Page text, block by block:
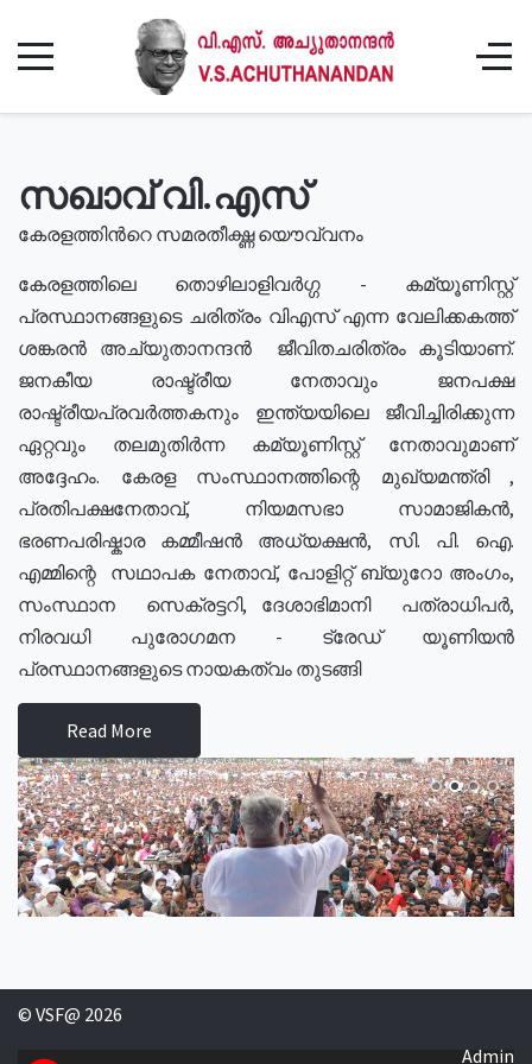
സഖാവ് വി.എസ്
കേരളത്തിൻറെ സമരതീക്ഷ്ണ യൌവ്വനം
കേരളത്തിലെ തൊഴിലാളിവർഗ്ഗ - കമ്യൂണിസ്റ്റ്
പ്രസ്ഥാനങ്ങളുടെ ചരിത്രം വിഎസ് എന്ന വേലിക്കകത്ത്
ശങ്കരൻ അച്യുതാനന്ദൻ ജീവിതചരിത്രം കൂടിയാണ്.
ജനകീയ രാഷ്ട്രീയ നേതാവും ജനപക്ഷ
രാഷ്ട്രീയപ്രവർത്തകനും ഇന്ത്യയിലെ ജീവിച്ചിരിക്കുന്ന
ഏറ്റവും തലമുതിർന്ന കമ്യൂണിസ്റ്റ് നേതാവുമാണ്
അദ്ദേഹം. കേരള സംസ്ഥാനത്തിന്റെ മുഖ്യമന്ത്രി ,
പ്രതിപക്ഷനേതാവ്, നിയമസഭാ സാമാജികൻ,
ഭരണപരിഷ്കാര കമ്മീഷൻ അധ്യക്ഷൻ, സി. പി. ഐ.
എമ്മിന്റെ സഥാപക നേതാവ്, പോളിറ്റ് ബ്യുറോ അംഗം,
സംസ്ഥാന സെക്രട്ടറി, ദേശാഭിമാനി പത്രാധിപർ,
നിരവധി പുരോഗമന - ട്രേഡ് യൂണിയൻ
പ്രസ്ഥാനങ്ങളുടെ നായകത്വം തുടങ്ങി
Read More
© VSF@ 2026
Admin